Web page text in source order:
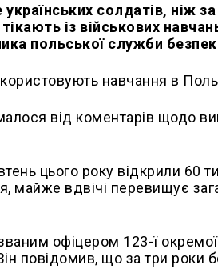
солдатів, ніж
із військових
польської служби
навчання в
від коментарів щодо
цього року відкрили 60
майже вдвічі перевищує
офіцером 123-ї
повідомив, що за три роки